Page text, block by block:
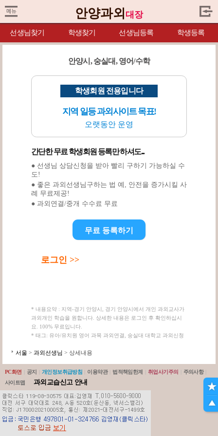
안양과외 대장
선생님찾기 학생찾기 선생님등록 학생등록
안양시, 숭실대, 영어/수학
학생회원 전용입니다
지역 일등 과외사이트 목표!
오랫동안 운영
간단한 무료 학생회원 등록만 하셔도...
● 선생님 상담신청을 받아 빨리 구하기 가능하실 수
도!
● 좋은 과외선생님구하는 법 예, 안전을 증가시킬 사
례 무료제공!
● 과외연결/중개 수수료 무료
무료 등록하기
로그인 >>
* 내용요약 : 지역-경기 안양시, 경기 안양시에서 개인 과외교사가
과외개인 학습을 원합니다. 상세한 내용은 로그인 후 확인하십시
요. 100% 무료입니다.
* 태그: 유아/유치원 영어 과목 과외연결, 숭실대 대학교 과외신청
서울 > 과외선생님 > 상세내용
PC화면 공지 개인정보취급방침 이용약관 법적책임한계 취업사기주의 주의사항
사이트맵
과외교습신고 안내